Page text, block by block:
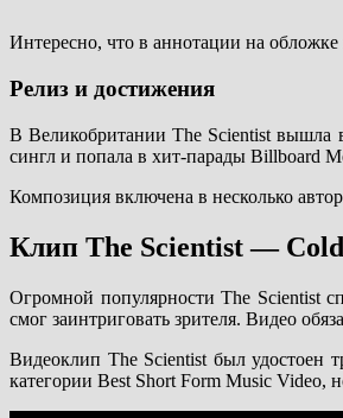
Интересно, что в аннотации на
Релиз и достижения
В Великобритании The Scientist вышла
сингл и попала в хит-парады Billboard
Композиция включена в несколько
Клип The Scientist —
Огромной популярности The Scientist
смог заинтриговать зрителя. Видео
Видеоклип The Scientist был удостоен
категории Best Short Form Music Video,